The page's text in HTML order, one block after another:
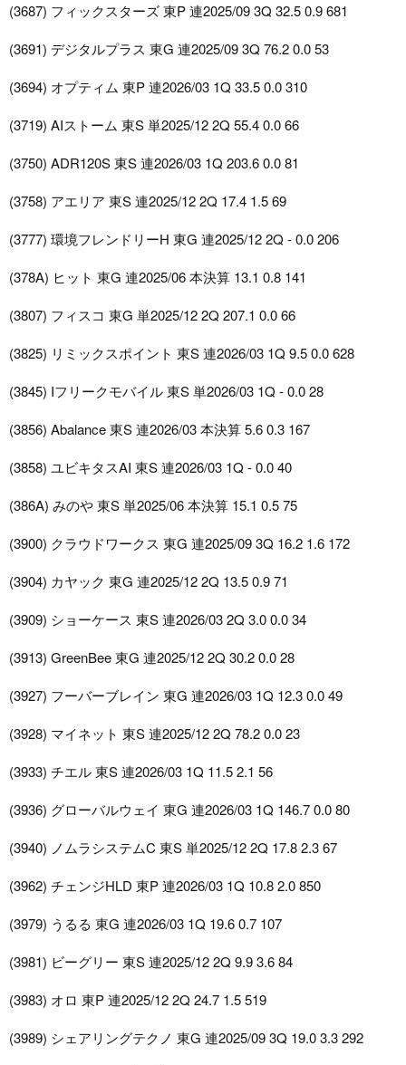
(3687) フィックスターズ 東P 連2025/09 3Q 32.5 0.9 681
(3691) デジタルプラス 東G 連2025/09 3Q 76.2 0.0 53
(3694) オプティム 東P 連2026/03 1Q 33.5 0.0 310
(3719) AIストーム 東S 単2025/12 2Q 55.4 0.0 66
(3750) ADR120S 東S 連2026/03 1Q 203.6 0.0 81
(3758) アエリア 東S 連2025/12 2Q 17.4 1.5 69
(3777) 環境フレンドリーH 東G 連2025/12 2Q - 0.0 206
(378A) ヒット 東G 連2025/06 本決算 13.1 0.8 141
(3807) フィスコ 東G 単2025/12 2Q 207.1 0.0 66
(3825) リミックスポイント 東S 連2026/03 1Q 9.5 0.0 628
(3845) Iフリークモバイル 東S 単2026/03 1Q - 0.0 28
(3856) Abalance 東S 連2026/03 本決算 5.6 0.3 167
(3858) ユビキタスAI 東S 連2026/03 1Q - 0.0 40
(386A) みのや 東S 単2025/06 本決算 15.1 0.5 75
(3900) クラウドワークス 東G 連2025/09 3Q 16.2 1.6 172
(3904) カヤック 東G 連2025/12 2Q 13.5 0.9 71
(3909) ショーケース 東S 連2026/03 2Q 3.0 0.0 34
(3913) GreenBee 東G 連2025/12 2Q 30.2 0.0 28
(3927) フーバーブレイン 東G 連2026/03 1Q 12.3 0.0 49
(3928) マイネット 東S 連2025/12 2Q 78.2 0.0 23
(3933) チエル 東S 連2026/03 1Q 11.5 2.1 56
(3936) グローバルウェイ 東G 連2026/03 1Q 146.7 0.0 80
(3940) ノムラシステムC 東S 単2025/12 2Q 17.8 2.3 67
(3962) チェンジHLD 東P 連2026/03 1Q 10.8 2.0 850
(3979) うるる 東G 連2026/03 1Q 19.6 0.7 107
(3981) ビーグリー 東S 連2025/12 2Q 9.9 3.6 84
(3983) オロ 東P 連2025/12 2Q 24.7 1.5 519
(3989) シェアリングテクノ 東G 連2025/09 3Q 19.0 3.3 292